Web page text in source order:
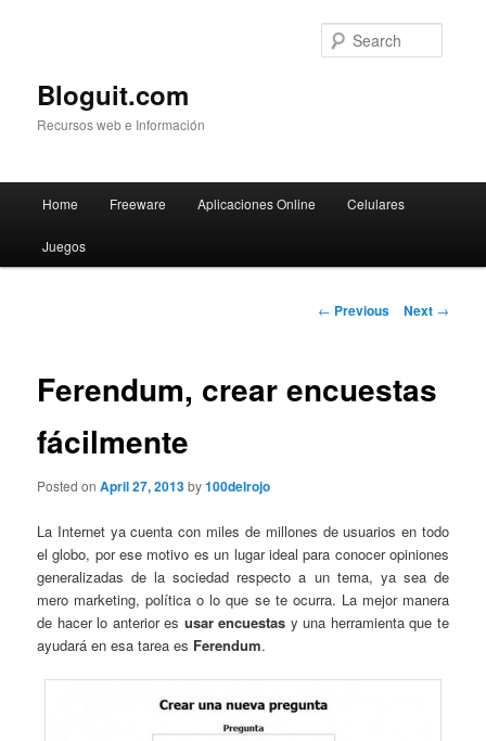
Bloguit.com
Recursos web e Información
Skip
to
Home Freeware Aplicaciones Online Celulares
Juegos
Post
← Previous Next →
Ferendum, crear encuestas
fácilmente
Posted onApril 27, 2013by100delrojo
La Internet ya cuenta con miles de millones de usuarios en todo
el globo, por ese motivo es un lugar ideal para conocer opiniones
generalizadas de la sociedad respecto a un tema, ya sea de
mero marketing, política o lo que se te ocurra. La mejor manera
de hacer lo anterior es usar encuestas y una herramienta que te
ayudará en esa tarea es Ferendum.